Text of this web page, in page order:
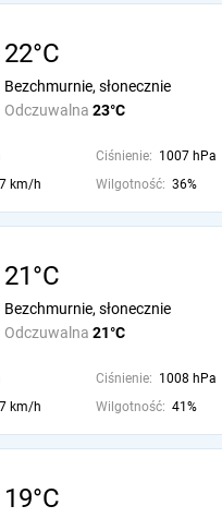
22°C
Odczuwalna 23°C
Bezchmurnie, słonecznie
Ciśnienie: 1007 hPa
km/h Wilgotność: 36%
21°C
Odczuwalna 21°C
Bezchmurnie, słonecznie
Ciśnienie: 1008 hPa
km/h Wilgotność: 41%
19°C